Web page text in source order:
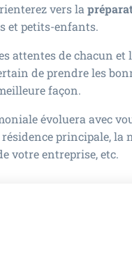
vers la
et petits-enfants.
attentes de chacun
de prendre les
façon.
évoluera avec
principale, la
votre entreprise, etc.